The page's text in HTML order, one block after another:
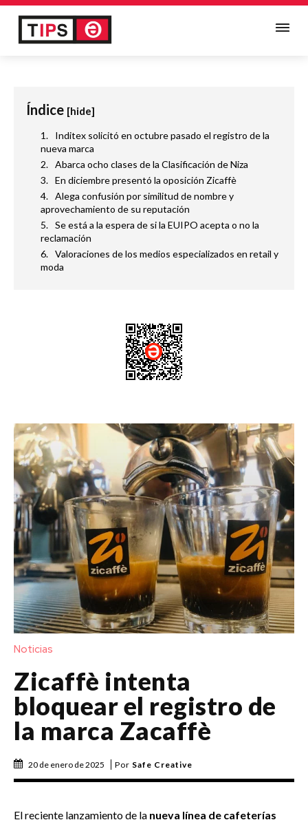
Índice [hide]
Inditex solicitó en octubre pasado el registro de la
nueva marca
Abarca ocho clases de la Clasificación de Niza
En diciembre presentó la oposición Zicaffè
Alega confusión por similitud de nombre y
aprovechamiento de su reputación
Se está a la espera de si la EUIPO acepta o no la
reclamación
Valoraciones de los medios especializados en retail y
moda
Noticias
Zicaffè intenta
bloquear el registro de
la marca Zacaffè
20 de enero de 2025 Por Safe Creative
El reciente lanzamiento de la nueva línea de cafeterías